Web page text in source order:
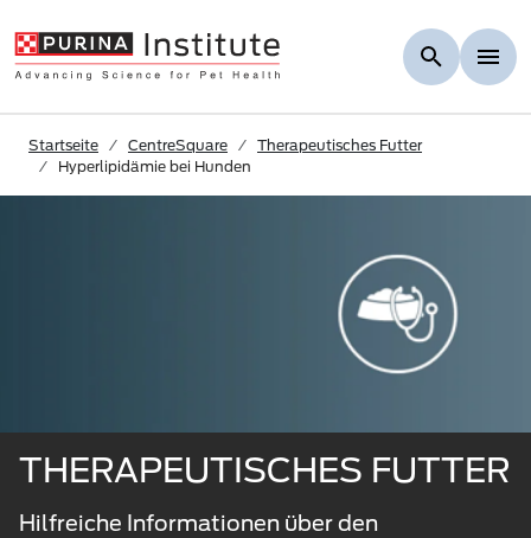
Startseite CentreSquare
Therapeutisches Futter
Hyperlipidämie bei Hunden
THERAPEUTISCHES FUTTER
Hilfreiche Informationen über den